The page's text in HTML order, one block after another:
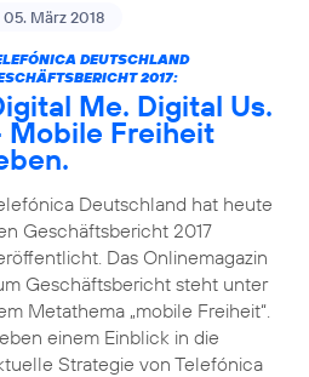
05. März 2018
DEUTSCHLAND
2017:
Me. Digital Us.
Mobile Freiheit
Deutschland hat heute
Geschäftsbericht 2017
Das Onlinemagazin
Geschäftsbericht steht unter
Metathema „mobile Freiheit“.
einem Einblick in die
Strategie von Telefónica